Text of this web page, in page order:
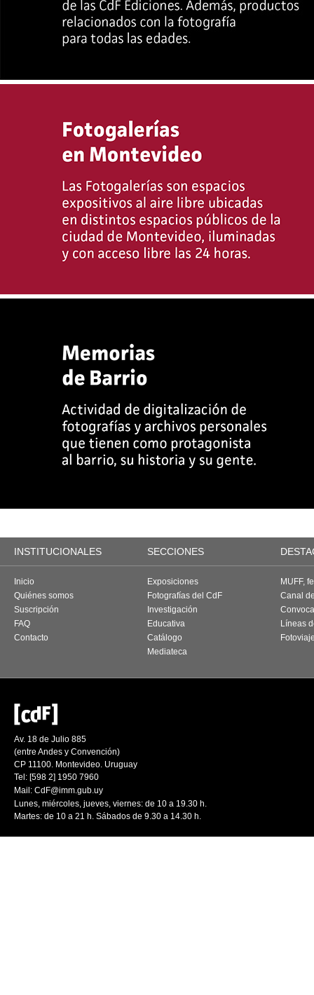
INSTITUCIONALES SECCIONES
Inicio
Quiénes somos
Suscripción
FAQ
Contacto
Exposiciones
Fotografías del CdF
Investigación
Educativa
Catálogo
Mediateca
MUFF,
Canal
Líneas
Av. 18 de Julio 885
(entre Andes y Convención)
CP 11100. Montevideo. Uruguay
Tel: [598 2] 1950 7960
Mail: CdF@imm.gub.uy
Lunes, miércoles, jueves, viernes: de 10 a 19.30 h.
Martes: de 10 a 21 h. Sábados de 9.30 a 14.30 h.